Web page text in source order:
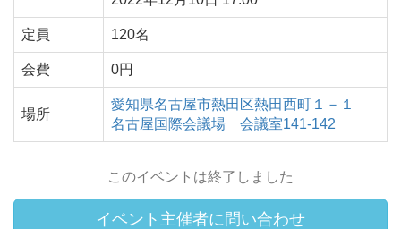
定員 120名
会費 0円
場所
愛知県名古屋市熱田区熱田西町１－１
名古屋国際会議場 会議室141-142
このイベントは終了しました
イベント主催者に問い合わせ